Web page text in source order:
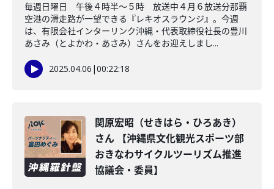
毎週日曜日 午後４時半～５時 放送中４月６放送分那覇
空港の滑走路が一望できる『レキオスラウンジ』。今週
は、有限会社インターリンク沖縄・代表取締役社長の豊川
あさみ（とよかわ・あさみ）さんをお迎えしまし...
2025.04.06 |00:22:18
関原宏昭（せきはら・ひろあき）
さん 【沖縄県文化観光スポーツ部
おきなわサイクルツーリズム推進
協議会・委員】